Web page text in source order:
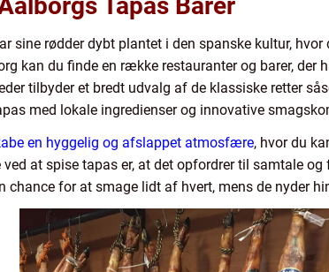
sine rødder dybt plantet i den spanske kultur,
kan du finde en række restauranter og barer, der
tilbyder et bredt udvalg af de klassiske retter
med lokale ingredienser og innovative
en hyggelig og afslappet atmosfære, hvor du
at spise tapas er, at det opfordrer til samtale
chance for at smage lidt af hvert, mens de nyder